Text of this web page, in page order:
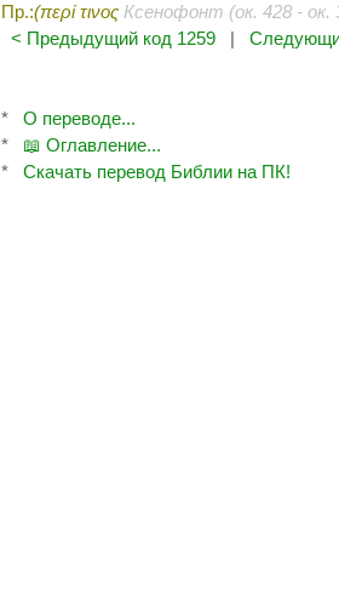
Пр.:(περί τινος Ксенофонт (ок. 428 - ок.
< Предыдущий код 1259
|
*
О переводе...
*
📖 Оглавление...
*
Скачать перевод Библии на ПК!